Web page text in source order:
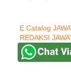
E Catalog
REDAKSI